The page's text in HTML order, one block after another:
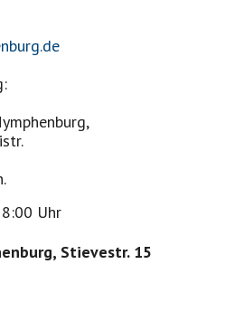
Uhr
Stievestr. 15